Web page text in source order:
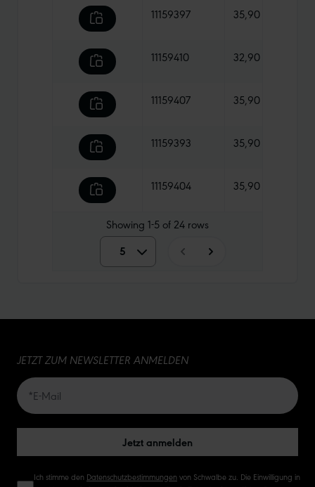
11159397 35,90 €
11159410 32,90 €
11159407 35,90 €
11159393 35,90 €
11159404 35,90 €
Showing 1-5of 24 rows
5 5
20
JETZT ZUM NEWSLETTER ANMELDEN
Jetzt anmelden
Ich stimme den Datenschutzbestimmungen von Schwalbe zu. Die Einwilligung in